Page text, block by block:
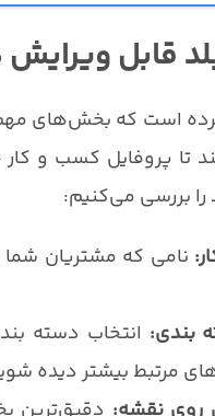
قابل
است که بخش‌های
تا پروفایل کسب و
را بررسی می‌کنیم:
نامی که مشتریان شما
بندی: انتخاب دسته
مرتبط بیشتر دیده